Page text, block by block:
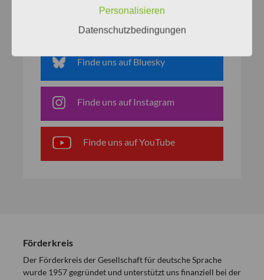
Finde uns auf Bluesky
Finde uns auf Instagram
Finde uns auf YouTube
Förderkreis
Der Förderkreis der Gesellschaft für deutsche Sprache
wurde 1957 gegründet und unterstützt uns finanziell bei der
Personalisieren
Datenschutzbedingungen